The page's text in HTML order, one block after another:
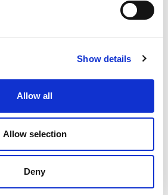
Show details
Allow all
Allow selection
Deny
ich mehr erfahren?
Informationen:
macht junge Mädchen nicht sexuell